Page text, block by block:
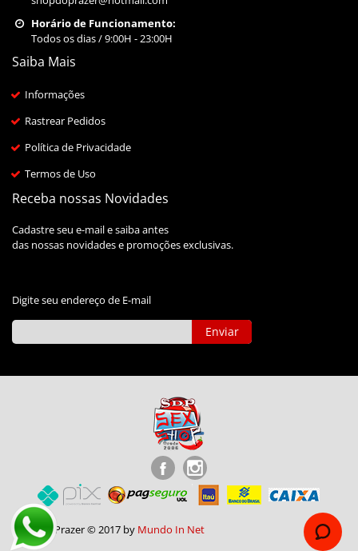
Horário de Funcionamento:
Todos os dias / 9:00H - 23:00H
Saiba Mais
Informações
Rastrear Pedidos
Política de Privacidade
Termos de Uso
Receba nossas Novidades
Cadastre seu e-mail e saiba antes
das nossas novidades e promoções exclusivas.
Digite seu endereço de E-mail
Enviar
Shop do Prazer © 2017 by Mundo In Net